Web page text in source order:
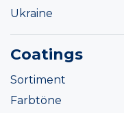
Ukraine
Coatings
Sortiment
Farbtöne